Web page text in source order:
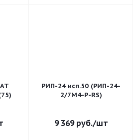
РИП-24 исп.50 (РИП-24-
2/7М4-Р-RS)
9 369руб./шт